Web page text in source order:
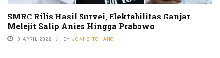
SMRC Rilis Hasil Survei, Elektabilitas Ganjar
Melejit Salip Anies Hingga Prabowo
9 APRIL 2022 BY JONI SITOHANG